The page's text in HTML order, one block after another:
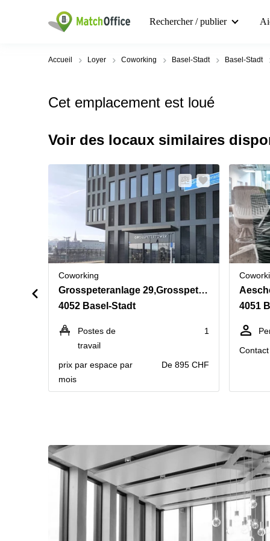
Rechercher / publier
Accueil Loyer Coworking Basel-Stadt Basel-Stadt
Cet emplacement est loué
Voir des locaux similaires
Coworking
Grosspeteranlage 29,Grosspeter Tower, 21. Stock
4052 Basel-Stadt
Postes de
travail
1
prix par espace par
mois
De 895 CHF
4051